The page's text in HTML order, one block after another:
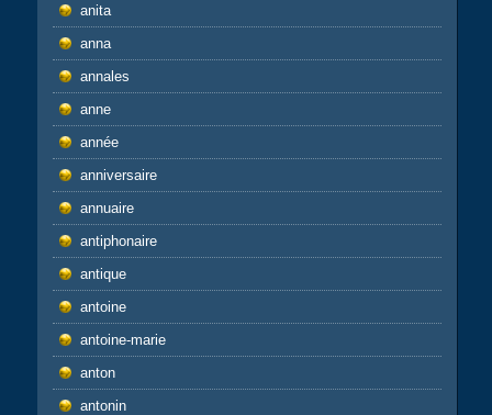
anita
anna
annales
anne
année
anniversaire
annuaire
antiphonaire
antique
antoine
antoine-marie
anton
antonin